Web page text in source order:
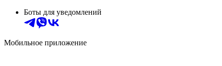
Боты для уведомлений
Мобильное приложение